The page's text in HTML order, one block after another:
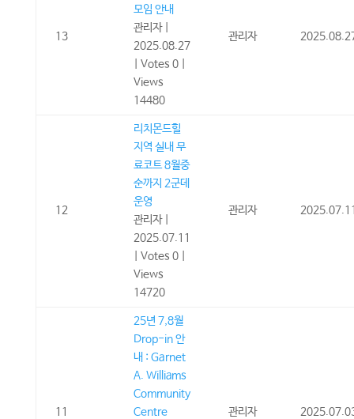
13
모임 안내
관리자
2025.08.27
Votes 0
Views
14480
관리자
12
리치몬드힐
지역 실내 무
료코트 8월중
순까지 2군데
운영
관리자
2025.07.11
Votes 0
Views
14720
관리자
11
25년 7,8월
Drop-in 안
내 : Garnet
A. Williams
Community
Centre
관리자